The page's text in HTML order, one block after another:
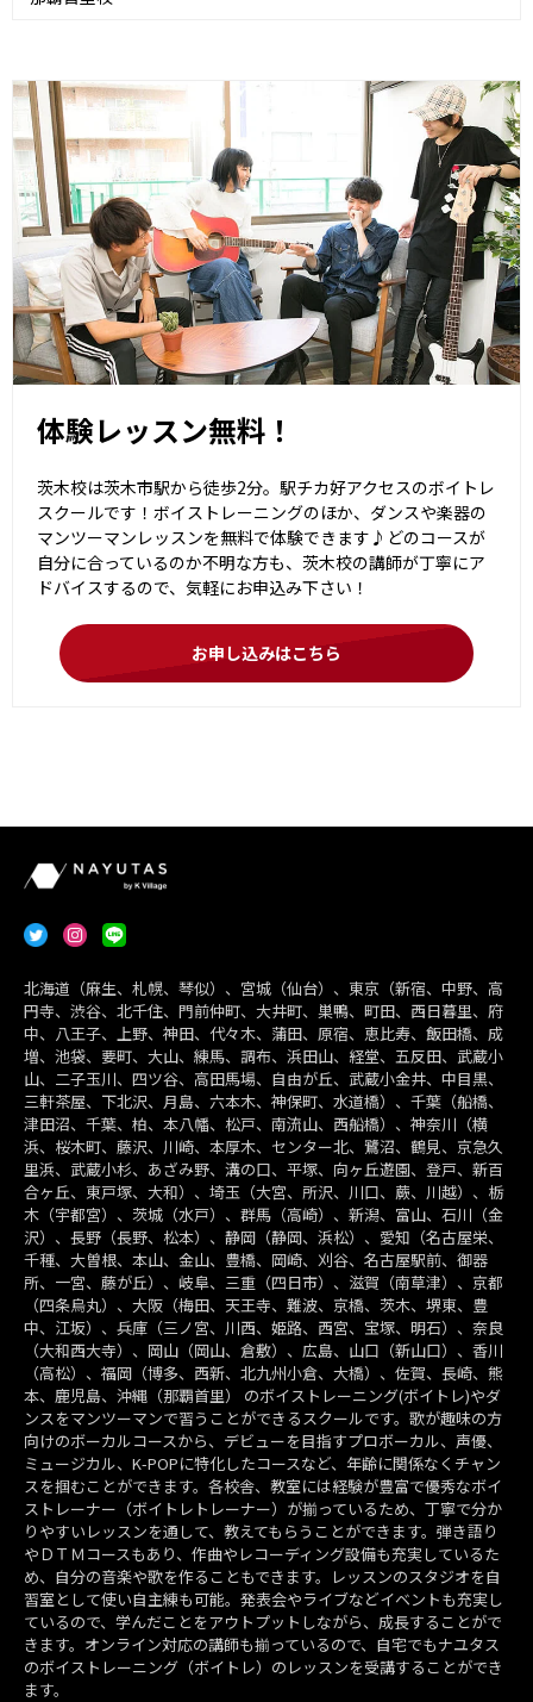
体験レッスン無料！
茨木校は茨木市駅から徒歩2分。駅チカ好アクセスのボイトレ
スクールです！ボイストレーニングのほか、ダンスや楽器の
マンツーマンレッスンを無料で体験できます♪どのコースが
自分に合っているのか不明な方も、茨木校の講師が丁寧にア
ドバイスするので、気軽にお申込み下さい！
お申し込みはこちら
北海道（麻生、札幌、琴似）、宮城（仙台）、東京（新宿、中野、高
円寺、渋谷、北千住、門前仲町、大井町、巣鴨、町田、西日暮里、府
中、八王子、上野、神田、代々木、蒲田、原宿、恵比寿、飯田橋、成
増、池袋、要町、大山、練馬、調布、浜田山、経堂、五反田、武蔵小
山、二子玉川、四ツ谷、高田馬場、自由が丘、武蔵小金井、中目黒、
三軒茶屋、下北沢、月島、六本木、神保町、水道橋）、千葉（船橋、
津田沼、千葉、柏、本八幡、松戸、南流山、西船橋）、神奈川（横
浜、桜木町、藤沢、川崎、本厚木、センター北、鷺沼、鶴見、京急久
里浜、武蔵小杉、あざみ野、溝の口、平塚、向ヶ丘遊園、登戸、新百
合ヶ丘、東戸塚、大和）、埼玉（大宮、所沢、川口、蕨、川越）、栃
木（宇都宮）、茨城（水戸）、群馬（高崎）、新潟、富山、石川（金
沢）、長野（長野、松本）、静岡（静岡、浜松）、愛知（名古屋栄、
千種、大曽根、本山、金山、豊橋、岡崎、刈谷、名古屋駅前、御器
所、一宮、藤が丘）、岐阜、三重（四日市）、滋賀（南草津）、京都
（四条烏丸）、大阪（梅田、天王寺、難波、京橋、茨木、堺東、豊
中、江坂）、兵庫（三ノ宮、川西、姫路、西宮、宝塚、明石）、奈良
（大和西大寺）、岡山（岡山、倉敷）、広島、山口（新山口）、香川
（高松）、福岡（博多、西新、北九州小倉、大橋）、佐賀、長崎、熊
本、鹿児島、沖縄（那覇首里） のボイストレーニング(ボイトレ)やダ
ンスをマンツーマンで習うことができるスクールです。歌が趣味の方
向けのボーカルコースから、デビューを目指すプロボーカル、声優、
ミュージカル、K-POPに特化したコースなど、年齢に関係なくチャン
スを掴むことができます。各校舎、教室には経験が豊富で優秀なボイ
ストレーナー（ボイトレトレーナー）が揃っているため、丁寧で分か
りやすいレッスンを通して、教えてもらうことができます。弾き語り
やＤＴＭコースもあり、作曲やレコーディング設備も充実しているた
め、自分の音楽や歌を作ることもできます。レッスンのスタジオを自
習室として使い自主練も可能。発表会やライブなどイベントも充実し
ているので、学んだことをアウトプットしながら、成長することがで
きます。オンライン対応の講師も揃っているので、自宅でもナユタス
のボイストレーニング（ボイトレ）のレッスンを受講することができ
ます。